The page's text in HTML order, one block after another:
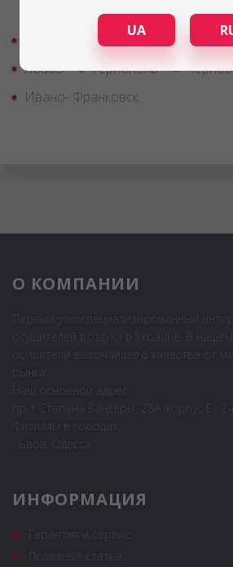
Одесса Днепро
Львов
Тернополь
Ивано- Франковск
О КОМПАНИИ
ИНФОРМАЦИЯ
UA